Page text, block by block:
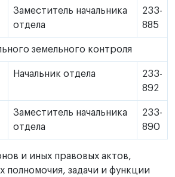
Заместитель начальника
отдела
233-
885
земельного контроля
Начальник отдела
233-
892
Заместитель начальника
отдела
233-
890
и иных правовых актов,
полномочия, задачи и функции